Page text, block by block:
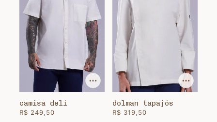
camisa deli
R$ 249,50
dolman tapajós
R$ 319,50